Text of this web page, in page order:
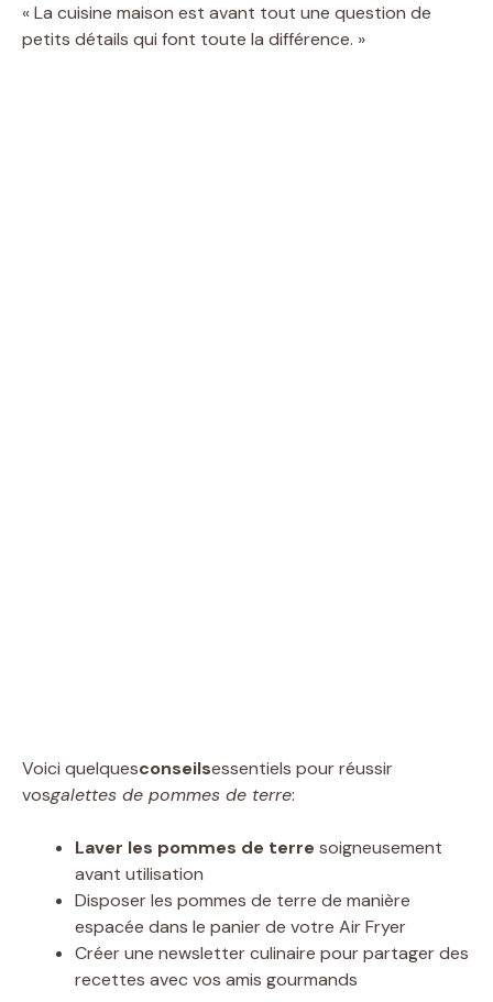
« La cuisine maison est avant tout une question de
petits détails qui font toute la différence. »
Voici quelquesconseilsessentiels pour réussir
vosgalettes de pommes de terre:
Laver les pommes de terre soigneusement
avant utilisation
Disposer les pommes de terre de manière
espacée dans le panier de votre Air Fryer
Créer une newsletter culinaire pour partager des
recettes avec vos amis gourmands